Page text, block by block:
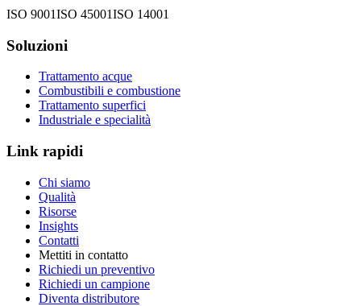
ISO 9001ISO 45001ISO 14001
Soluzioni
Trattamento acque
Combustibili e combustione
Trattamento superfici
Industriale e specialità
Link rapidi
Chi siamo
Qualità
Risorse
Insights
Contatti
Mettiti in contatto
Richiedi un preventivo
Richiedi un campione
Diventa distributore